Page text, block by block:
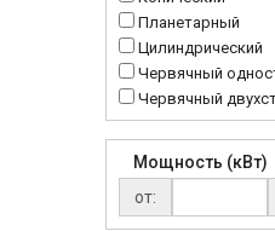
NMRV
RC
Планетарный
Цилиндрический
Червячный
Червячный
Мощность (кВт)
от: